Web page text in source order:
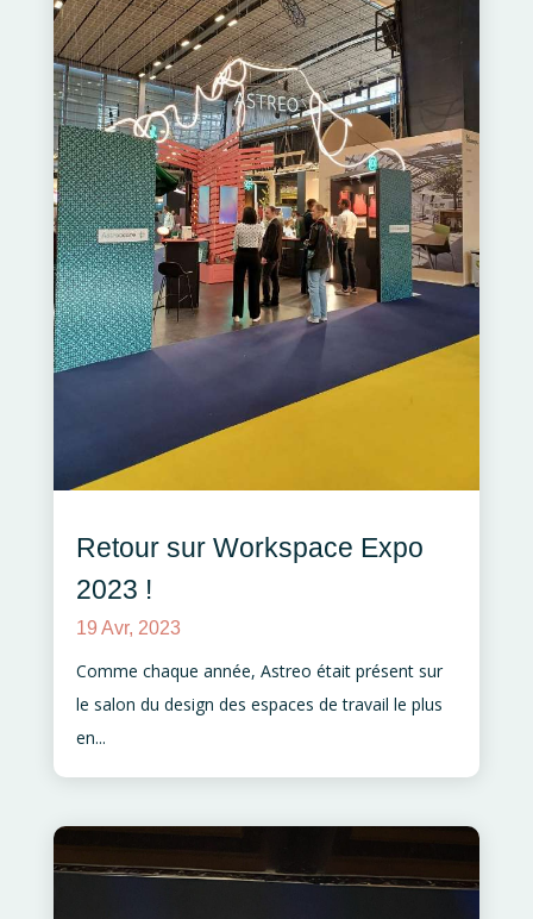
Retour sur Workspace Expo
2023 !
19 Avr, 2023
Comme chaque année, Astreo était présent sur
le salon du design des espaces de travail le plus
en...